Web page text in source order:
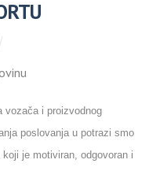
vozača i proizvodnog
poslovanja u potrazi smo
je motiviran, odgovoran i